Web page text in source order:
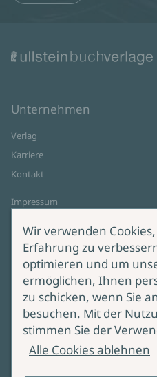
Unternehmen
Verlag
Karriere
Kontakt
Impressum
Cookie-Einstellungen
AGB Online Shop
Service
Lieferung & Versand
Wir verwenden
Erfahrung zu
optimieren und um
ermöglichen, Ihnen
zu schicken, wenn Sie
besuchen. Mit der
stimmen Sie der
Alle Cookies ablehnen